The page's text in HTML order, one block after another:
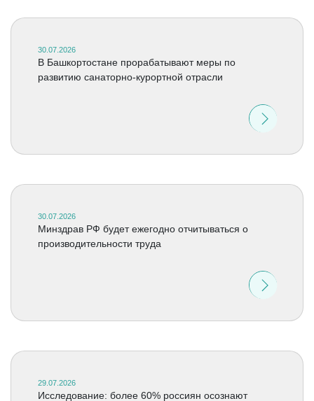
30.07.2026
В Башкортостане прорабатывают меры по
развитию санаторно-курортной отрасли
30.07.2026
Минздрав РФ будет ежегодно отчитываться о
производительности труда
29.07.2026
Исследование: более 60% россиян осознают